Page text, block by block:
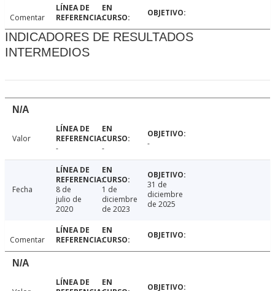
Comentar
INDICADORES DE RESULTADOS
INTERMEDIOS
N/A
Valor
-
- -
Fecha
8 de
julio de
2020
1 de
diciembre
de 2023
31 de
diciembre
de 2025
Comentar
N/A